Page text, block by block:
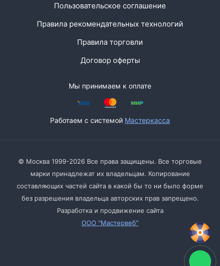
Пользовательское соглашение
Правила рекомендательных технологий
Правила торговли
Договор оферты
Мы принимаем к оплате
Работаем с системой Мастеркасса
© Москва 1999-2026 Все права защищены. Все торговые
марки принадлежат их владельцам. Копирование
составляющих частей сайта в какой бы то ни было форме
без разрешения владельца авторских прав запрещено.
Разработка и продвижение сайта
ООО "Мастервеб"